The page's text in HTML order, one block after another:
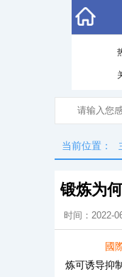
当前位置：
锻炼为
时间：2022-
國
炼可诱导抑